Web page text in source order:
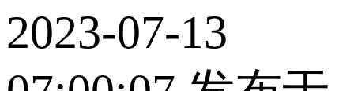
2023-07-13